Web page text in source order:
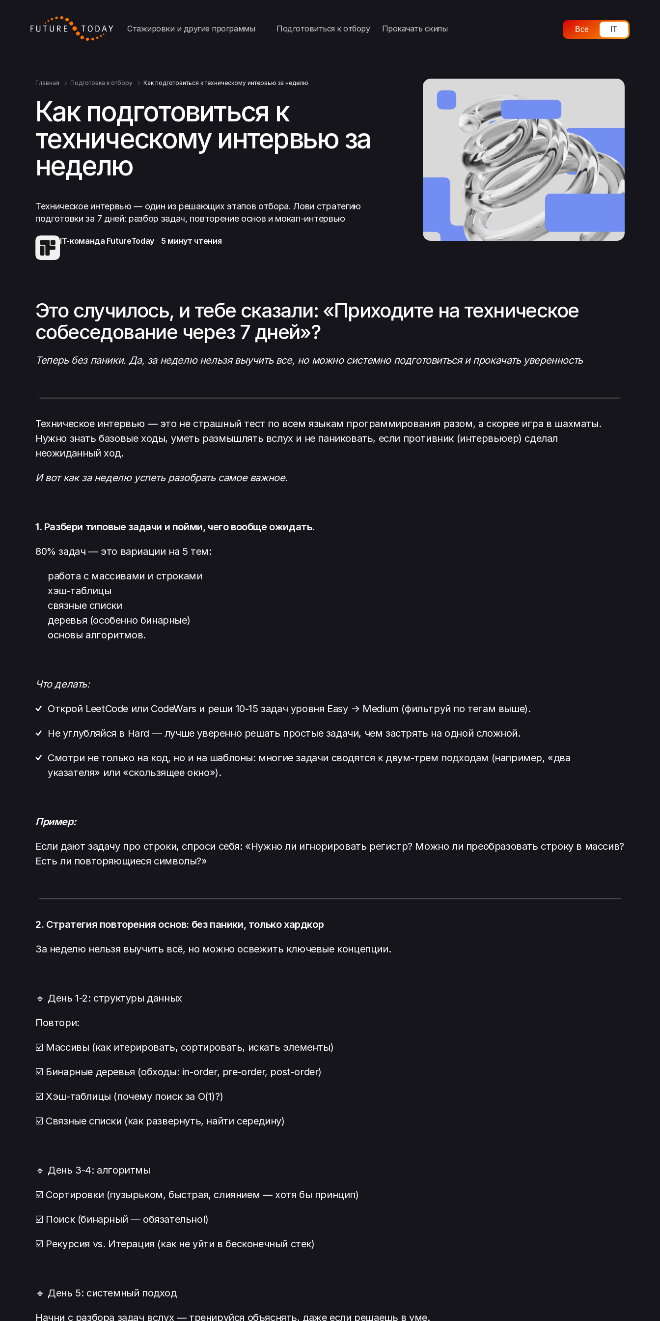
Стажировки и другие программы Подготовиться к отбору Прокачать скилы Все IT
Главная Подготовка к отбору Как подготовиться к техническому интервью за неделю
Как подготовиться к
техническому интервью за
неделю
Техническое интервью — один из решающих этапов отбора. Лови стратегию
подготовки за 7 дней: разбор задач, повторение основ и мокап-интервью
IT-команда FutureToday 5 минут чтения
Это случилось, и тебе сказали: «Приходите на техническое
собеседование через 7 дней»?
Теперь без паники. Да, за неделю нельзя выучить все, но можно системно подготовиться и прокачать уверенность
Техническое интервью — это не страшный тест по всем языкам программирования разом, а скорее игра в шахматы.
Нужно знать базовые ходы, уметь размышлять вслух и не паниковать, если противник (интервьюер) сделал
неожиданный ход.
И вот как за неделю успеть разобрать самое важное.
1. Разбери типовые задачи и пойми, чего вообще ожидать.
80% задач — это вариации на 5 тем:
работа с массивами и строками
хэш-таблицы
связные списки
деревья (особенно бинарные)
основы алгоритмов.
Что делать:
Открой LeetCode или CodeWars и реши 10-15 задач уровня Easy → Medium (фильтруй по тегам выше).
Не углубляйся в Hard — лучше уверенно решать простые задачи, чем застрять на одной сложной.
Смотри не только на код, но и на шаблоны: многие задачи сводятся к двум-трем подходам (например, «два
указателя» или «скользящее окно»).
Пример:
Если дают задачу про строки, спроси себя: «Нужно ли игнорировать регистр? Можно ли преобразовать строку в массив?
Есть ли повторяющиеся символы?»
2. Стратегия повторения основ: без паники, только хардкор
За неделю нельзя выучить всё, но можно освежить ключевые концепции.
🔹 День 1-2: структуры данных
Повтори:
☑️ Массивы (как итерировать, сортировать, искать элементы)
☑️ Бинарные деревья (обходы: in-order, pre-order, post-order)
☑️ Хэш-таблицы (почему поиск за O(1)?)
☑️ Связные списки (как развернуть, найти середину)
🔹 День 3-4: алгоритмы
☑️ Сортировки (пузырьком, быстрая, слиянием — хотя бы принцип)
☑️ Поиск (бинарный — обязательно!)
☑️ Рекурсия vs. Итерация (как не уйти в бесконечный стек)
🔹 День 5: системный подход
Начни с разбора задач вслух — тренируйся объяснять, даже если решаешь в уме.